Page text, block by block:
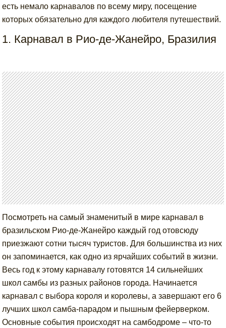
есть немало карнавалов по всему миру, посещение
которых обязательно для каждого любителя путешествий.
1. Карнавал в Рио-де-Жанейро, Бразилия
Посмотреть на самый знаменитый в мире карнавал в
бразильском Рио-де-Жанейро каждый год отовсюду
приезжают сотни тысяч туристов. Для большинства из них
он запоминается, как одно из ярчайших событий в жизни.
Весь год к этому карнавалу готовятся 14 сильнейших
школ самбы из разных районов города. Начинается
карнавал с выбора короля и королевы, а завершают его 6
лучших школ самба-парадом и пышным фейерверком.
Основные события происходят на самбодроме – что-то